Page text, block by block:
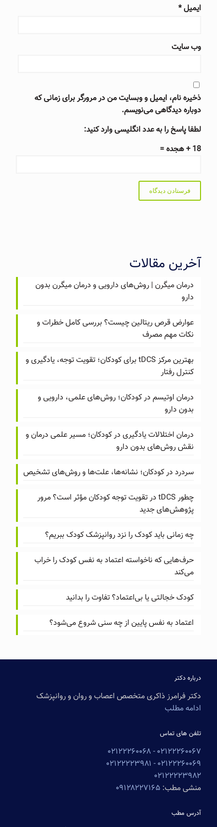
ایمیل*
وب‌ سایت
ذخیره نام، ایمیل و وبسایت من در مرورگر برای زمانی که
دوباره دیدگاهی می‌نویسم.
لطفا پاسخ را به عدد انگلیسی وارد کنید:
18 + هجده =
آخرین مقالات
درمان میگرن | روش‌های دارویی و درمان میگرن بدون
دارو
عوارض قرص ریتالین چیست؟ بررسی کامل خطرات و
نکات مهم مصرف
بهترین مرکز tDCS برای کودکان؛ تقویت توجه، یادگیری و
کنترل رفتار
درمان اوتیسم در کودکان؛ روش‌های علمی، دارویی و
بدون دارو
درمان اختلالات یادگیری در کودکان؛ مسیر علمی درمان و
نقش روش‌های بدون دارو
سردرد در کودکان؛ نشانه‌ها، علت‌ها و روش‌های تشخیص
چطور tDCS در تقویت توجه کودکان مؤثر است؟ مرور
پژوهش‌های جدید
چه زمانی باید کودک را نزد روانپزشک کودک ببریم؟
حرف‌هایی که ناخواسته اعتماد به نفس کودک را خراب
می‌کند
کودک خجالتی یا بی‌اعتماد؟ تفاوت را بدانید
اعتماد به نفس پایین از چه سنی شروع می‌شود؟
درباره دکتر
دکتر فرامرز ذاکری متخصص اعصاب و روان و روانپزشک
ادامه مطلب
تلفن های تماس
۰۲۱۲۲۲۶۰۰۶۷ - ۰۲۱۲۲۲۶۰۰۶۸
۰۲۱۲۲۲۶۰۰۶۹ - ۰۲۱۲۲۲۲۳۹۸۱
۰۲۱۲۲۲۲۳۹۸۲
منشی مطب: ۰۹۱۲۸۲۲۷۱۶۵
آدرس مطب